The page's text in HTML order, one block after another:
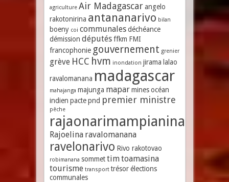
agriculture Air Madagascar angelo
rakotonirina antananarivo bilan
boeny coi communales déchéance
démission députés ffkm FMI
francophonie gouvernement grenier
grève HCC hvm inondation jirama lalao
ravalomanana madagascar
mahajanga majunga mapar mines océan
indien pacte pnd premier ministre
pêche
rajaonarimampianina
Rajoelina ravalomanana
ravelonarivo Rivo rakotovao
robimanana sommet timtoamasina
tourisme transport trésor élections
communales